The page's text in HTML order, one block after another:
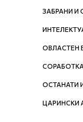
ЗАБРАНИ И
ОВЛАСТЕН
ОСТАНАТИ
ЦАРИНСКИ